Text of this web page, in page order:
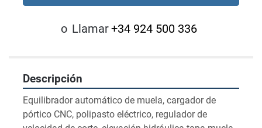
o Llamar+34 924 500 336
Descripción
Equilibrador automático de muela, cargador de
pórtico CNC, polipasto eléctrico, regulador de